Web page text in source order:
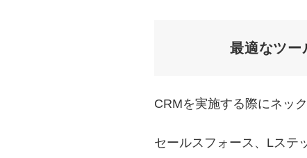
最適なツー
CRMを実施する際にネッ
セールスフォース、Lステ